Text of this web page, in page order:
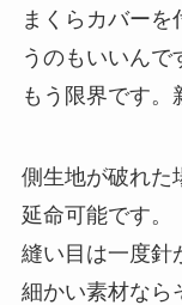
まくらカバー
うのもいいんで
もう限界です。
側生地が破れた
延命可能です。
縫い目は一度針
細かい素材なら